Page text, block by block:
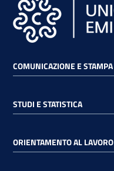
COMUNICAZIONE E STAMPA
STUDI E STATISTICA
ORIENTAMENTO AL LAVORO